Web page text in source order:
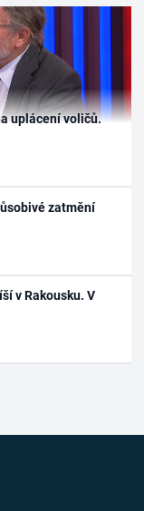
uplácení voličů.
zatmění
v Rakousku. V